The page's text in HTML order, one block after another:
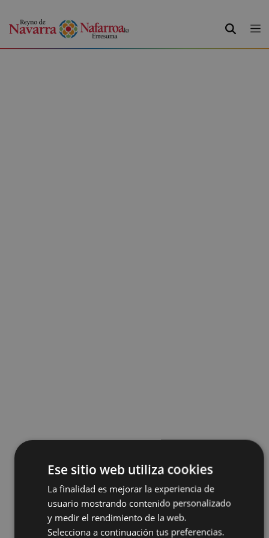
BILATU
Ese sitio web utiliza cookies
La finalidad es mejorar la experiencia de
usuario mostrando contenido personalizado
y medir el rendimiento de la web.
Selecciona a continuación tus preferencias.